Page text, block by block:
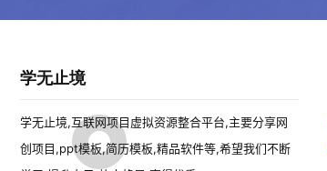
学无止境
学无止境,互联网项目虚拟资源整合平台,主要分享网
创项目,ppt模板,简历模板,精品软件等,希望我们不断